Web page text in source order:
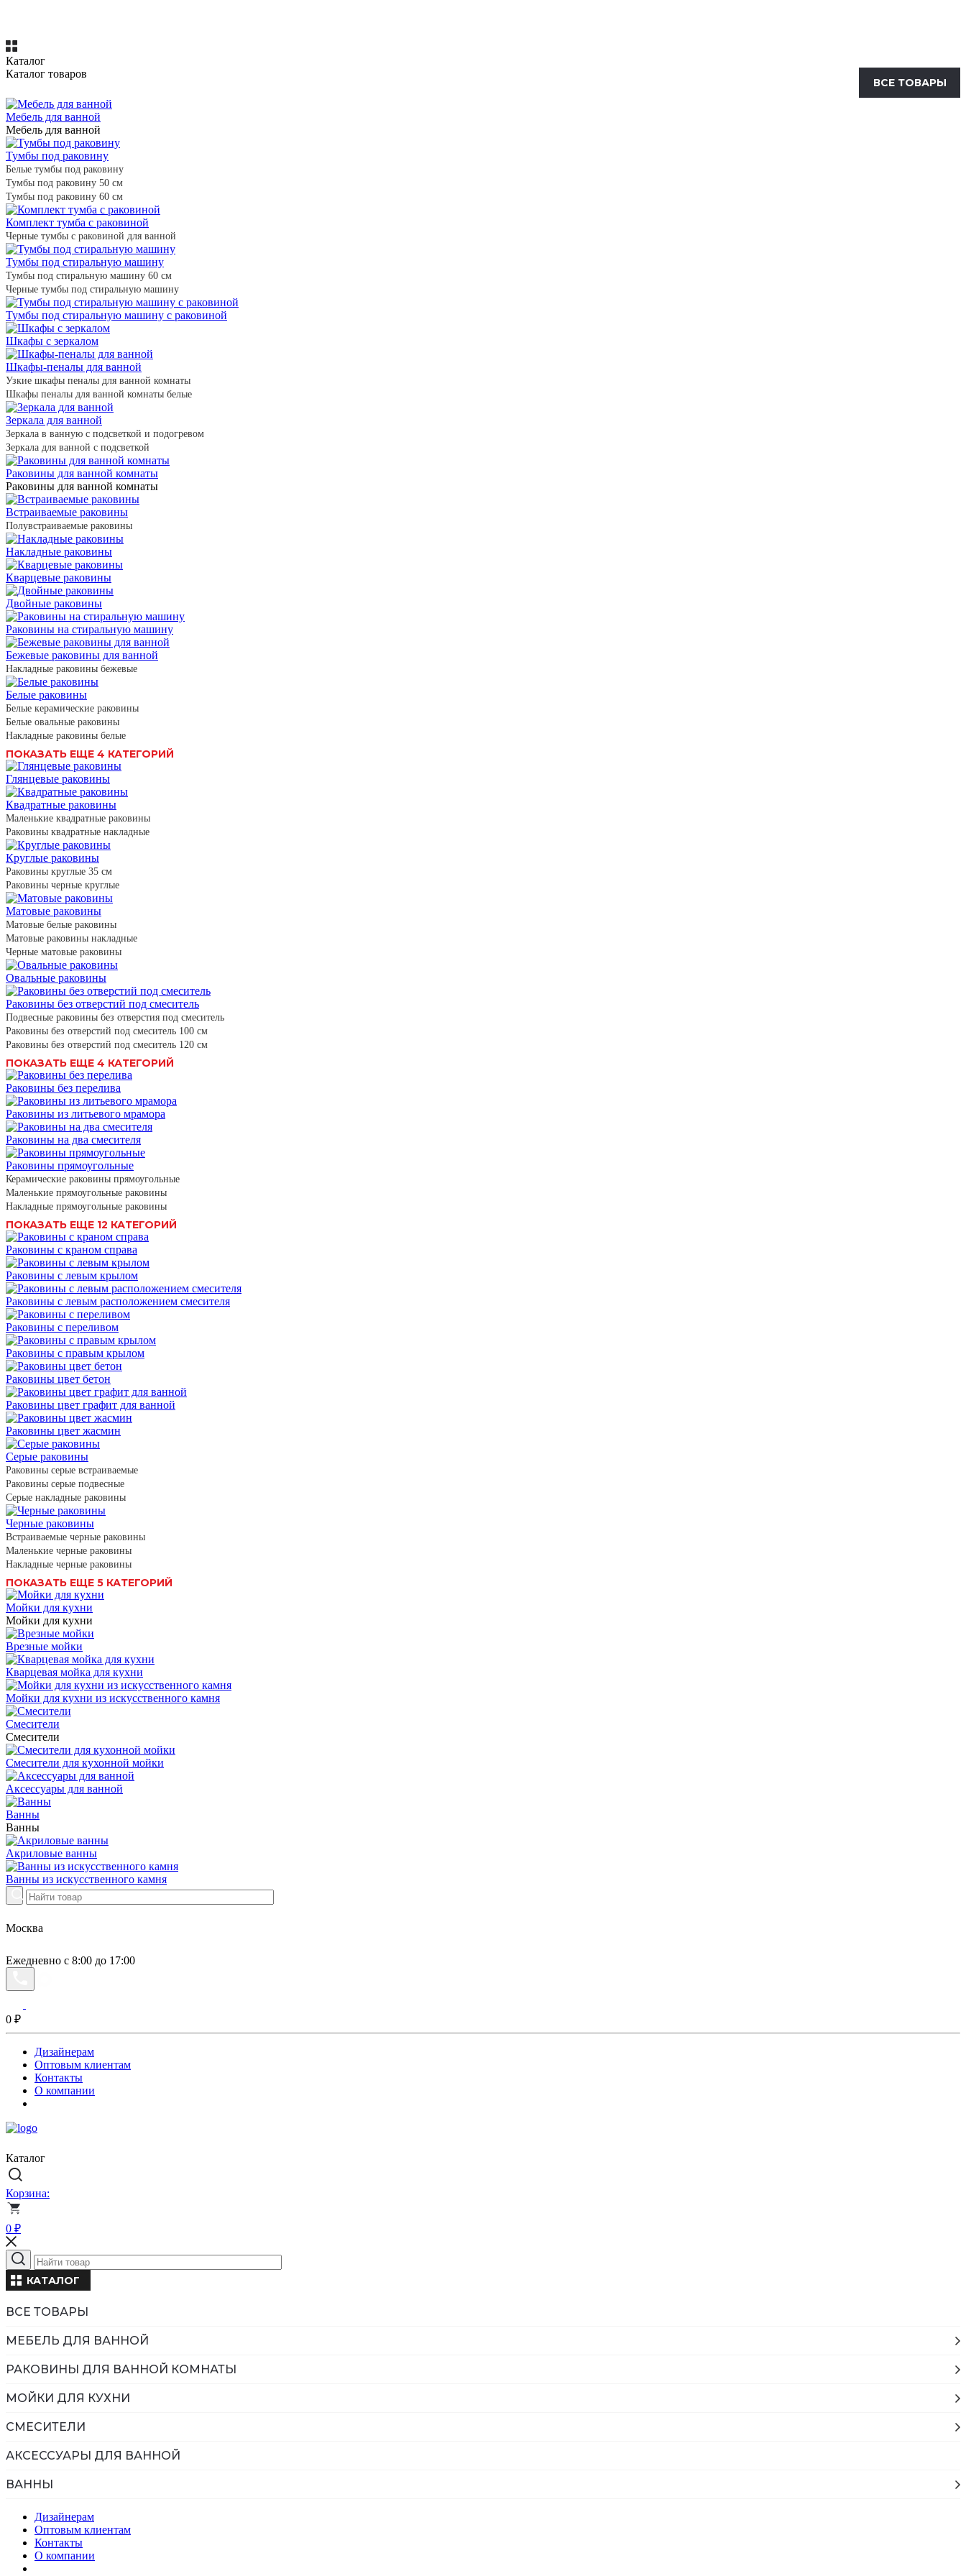
Каталог
Каталог товаров
ВСЕ ТОВАРЫ
Мебель для ванной
Мебель для ванной
Тумбы под раковину
Белые тумбы под раковину
Тумбы под раковину 50 см
Тумбы под раковину 60 см
Комплект тумба с раковиной
Черные тумбы с раковиной для ванной
Тумбы под стиральную машину
Тумбы под стиральную машину 60 см
Черные тумбы под стиральную машину
Тумбы под стиральную машину с раковиной
Шкафы с зеркалом
Шкафы-пеналы для ванной
Узкие шкафы пеналы для ванной комнаты
Шкафы пеналы для ванной комнаты белые
Зеркала для ванной
Зеркала в ванную с подсветкой и подогревом
Зеркала для ванной с подсветкой
Раковины для ванной комнаты
Раковины для ванной комнаты
Встраиваемые раковины
Полувстраиваемые раковины
Накладные раковины
Кварцевые раковины
Двойные раковины
Раковины на стиральную машину
Бежевые раковины для ванной
Накладные раковины бежевые
Белые раковины
Белые керамические раковины
Белые овальные раковины
Накладные раковины белые
ПОКАЗАТЬ ЕЩЕ 4 КАТЕГОРИЙ
Глянцевые раковины
Квадратные раковины
Маленькие квадратные раковины
Раковины квадратные накладные
Круглые раковины
Раковины круглые 35 см
Раковины черные круглые
Матовые раковины
Матовые белые раковины
Матовые раковины накладные
Черные матовые раковины
Овальные раковины
Раковины без отверстий под смеситель
Подвесные раковины без отверстия под смеситель
Раковины без отверстий под смеситель 100 см
Раковины без отверстий под смеситель 120 см
ПОКАЗАТЬ ЕЩЕ 4 КАТЕГОРИЙ
Раковины без перелива
Раковины из литьевого мрамора
Раковины на два смесителя
Раковины прямоугольные
Керамические раковины прямоугольные
Маленькие прямоугольные раковины
Накладные прямоугольные раковины
ПОКАЗАТЬ ЕЩЕ 12 КАТЕГОРИЙ
Раковины с краном справа
Раковины с левым крылом
Раковины с левым расположением смесителя
Раковины с переливом
Раковины с правым крылом
Раковины цвет бетон
Раковины цвет графит для ванной
Раковины цвет жасмин
Серые раковины
Раковины серые встраиваемые
Раковины серые подвесные
Серые накладные раковины
Черные раковины
Встраиваемые черные раковины
Маленькие черные раковины
Накладные черные раковины
ПОКАЗАТЬ ЕЩЕ 5 КАТЕГОРИЙ
Мойки для кухни
Мойки для кухни
Врезные мойки
Кварцевая мойка для кухни
Мойки для кухни из искусственного камня
Смесители
Смесители
Смесители для кухонной мойки
Аксессуары для ванной
Ванны
Ванны
Акриловые ванны
Ванны из искусственного камня
Москва
Ежедневно с 8:00 до 17:00
0 ₽
Дизайнерам
Оптовым клиентам
Контакты
О компании
Каталог
Корзина:
0 ₽
КАТАЛОГ
ВСЕ ТОВАРЫ
МЕБЕЛЬ ДЛЯ ВАННОЙ
РАКОВИНЫ ДЛЯ ВАННОЙ КОМНАТЫ
МОЙКИ ДЛЯ КУХНИ
СМЕСИТЕЛИ
АКСЕССУАРЫ ДЛЯ ВАННОЙ
ВАННЫ
Дизайнерам
Оптовым клиентам
Контакты
О компании